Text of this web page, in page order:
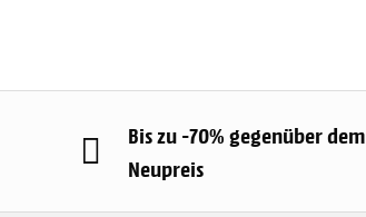
Bis zu -70% gegenüber dem
Neupreis